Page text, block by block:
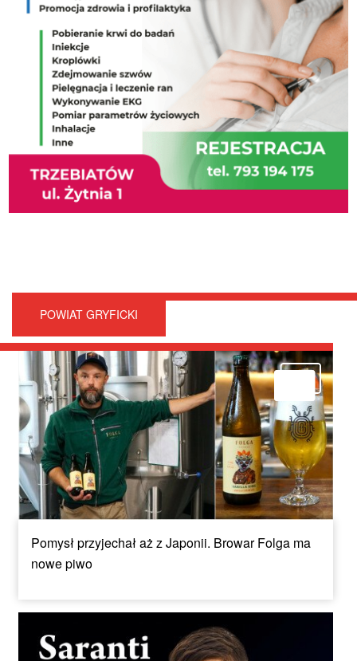
POWIAT GRYFICKI
Pomysł przyjechał aż z Japonii. Browar Folga ma
nowe piwo